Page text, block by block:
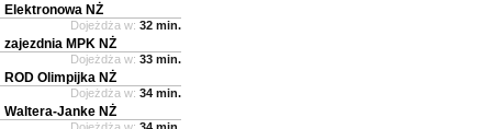
Elektronowa NŻ
Dojeżdża w: 32 min.
zajezdnia MPK NŻ
Dojeżdża w: 33 min.
ROD Olimpijka NŻ
Dojeżdża w: 34 min.
Waltera-Janke NŻ